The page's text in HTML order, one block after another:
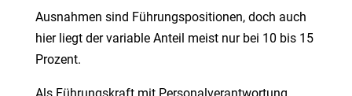
Ausnahmen sind Führungspositionen, doch auch
hier liegt der variable Anteil meist nur bei 10 bis 15
Prozent.